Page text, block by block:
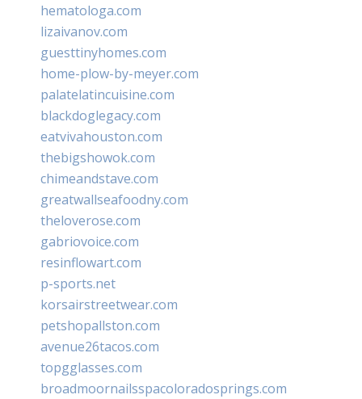
hematologa.com
lizaivanov.com
guesttinyhomes.com
home-plow-by-meyer.com
palatelatincuisine.com
blackdoglegacy.com
eatvivahouston.com
thebigshowok.com
chimeandstave.com
greatwallseafoodny.com
theloverose.com
gabriovoice.com
resinflowart.com
p-sports.net
korsairstreetwear.com
petshopallston.com
avenue26tacos.com
topgglasses.com
broadmoornailsspacoloradosprings.com